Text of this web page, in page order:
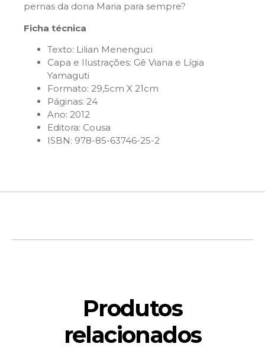
pernas da dona Maria para sempre?
Ficha técnica
Texto: Lilian Menenguci
Capa e Ilustrações: Gê Viana e Lígia
Yamaguti
Formato: 29,5cm X 21cm
Páginas: 24
Ano: 2012
Editora: Cousa
ISBN: 978-85-63746-25-2
Produtos
relacionados